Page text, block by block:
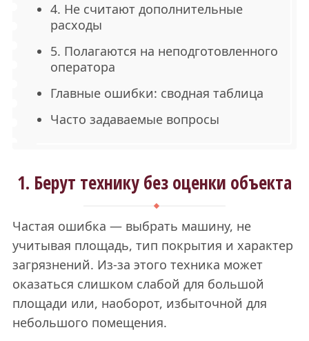
4. Не считают дополнительные
расходы
5. Полагаются на неподготовленного
оператора
Главные ошибки: сводная таблица
Часто задаваемые вопросы
1. Берут технику без оценки объекта
Частая ошибка — выбрать машину, не
учитывая площадь, тип покрытия и характер
загрязнений. Из-за этого техника может
оказаться слишком слабой для большой
площади или, наоборот, избыточной для
небольшого помещения.